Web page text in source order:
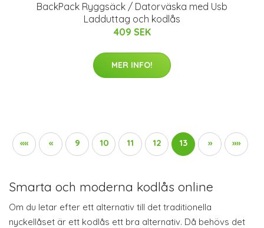
BackPack Ryggsäck / Datorväska med Usb
Ladduttag och kodlås
409 SEK
MER INFO!
«« « 9 10 11 12 13 » »»
Smarta och moderna kodlås online
Om du letar efter ett alternativ till det traditionella
nyckellåset är ett kodlås ett bra alternativ. Då behövs det